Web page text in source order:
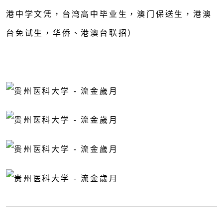
港中学文凭，台湾高中毕业生，澳门保送生，港澳
台免试生，华侨、港澳台联招）